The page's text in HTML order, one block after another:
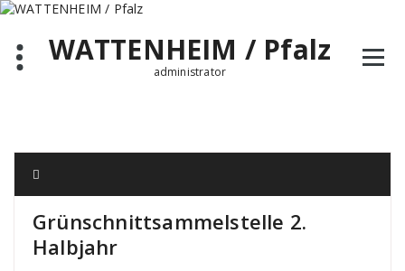
Zum
springenWATTENHEIM / Pfalz
administrator
Grünschnittsammelstelle 2.
Halbjahr